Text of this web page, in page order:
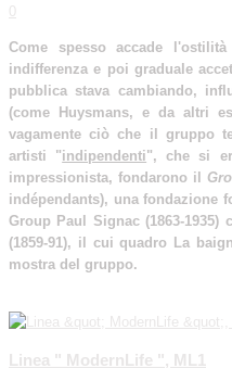
0
Come spesso accade
indifferenza e poi graduale
pubblica stava cambiando,
(come Huysmans, e da altri
vagamente ciò che il gruppo
artisti "indipendenti", che si
impressionista, fondarono il
indépendants), una fondazione
Group Paul Signac (1863-
(1859-91), il cui quadro La
mostra del gruppo.
Linea " ModernLife ", ML1